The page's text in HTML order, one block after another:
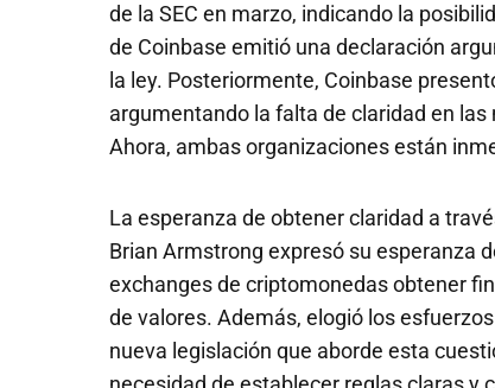
de la SEC en marzo, indicando la
de Coinbase emitió una declaración
la ley. Posteriormente, Coinbase
argumentando la falta de claridad en
Ahora, ambas organizaciones están
La esperanza de obtener claridad a
Brian Armstrong expresó su esperanza
exchanges de criptomonedas obtener
de valores. Además, elogió los
nueva legislación que aborde esta